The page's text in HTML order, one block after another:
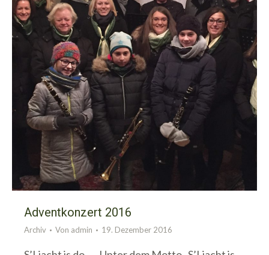
Adventkonzert 2016
Archiv Von admin 19. Dezember 2016